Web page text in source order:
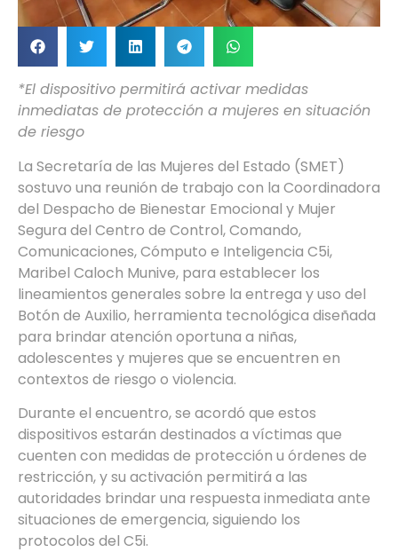
*El dispositivo permitirá activar medidas
inmediatas de protección a mujeres en situación
de riesgo
La Secretaría de las Mujeres del Estado (SMET)
sostuvo una reunión de trabajo con la Coordinadora
del Despacho de Bienestar Emocional y Mujer
Segura del Centro de Control, Comando,
Comunicaciones, Cómputo e Inteligencia C5i,
Maribel Caloch Munive, para establecer los
lineamientos generales sobre la entrega y uso del
Botón de Auxilio, herramienta tecnológica diseñada
para brindar atención oportuna a niñas,
adolescentes y mujeres que se encuentren en
contextos de riesgo o violencia.
Durante el encuentro, se acordó que estos
dispositivos estarán destinados a víctimas que
cuenten con medidas de protección u órdenes de
restricción, y su activación permitirá a las
autoridades brindar una respuesta inmediata ante
situaciones de emergencia, siguiendo los
protocolos del C5i.